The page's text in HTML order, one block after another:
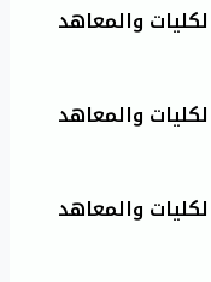
والمعاهد
والمعاهد
والمعاهد